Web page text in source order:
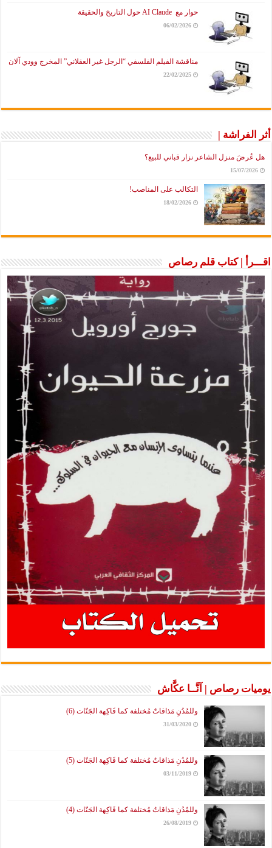
حوار مع AI Claude حول التاريخ والحقيقة
06/02/2026
مناقشة الفيلم الفلسفي “الرجل غير العقلاني” المخرج وودي آلان
22/02/2025
أثر الفراشة |
هل عُرضَ منزل الشاعر نزار قباني للبيع؟
15/07/2026
التكالب على المناصب!
18/02/2026
اقـــرأ | كتاب قلم رصاص
يوميات رصاص | آنَّــا عكَّاش
وللمُدُنِ مَذاقاتٌ مُختلفة كما فَاكِهة الجَنّات (6)
31/03/2020
وللمُدُنِ مَذاقاتٌ مُختلفة كما فَاكِهة الجَنّات (5)
03/11/2019
وللمُدُنِ مَذاقاتٌ مُختلفة كما فَاكِهة الجَنّات (4)
26/08/2019